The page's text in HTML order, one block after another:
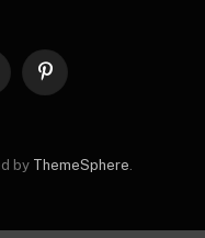
Pinterest
by ThemeSphere